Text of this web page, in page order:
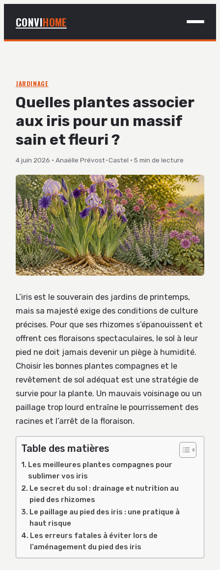
CONVIHOME
BRICOLAGE
DÉCO
JARDINAGE
JARDINAGE
Quelles plantes associer
aux iris pour un massif
sain et fleuri ?
4 juin 2026 · Anaëlle Prévost-Castel · 5 min de lecture
L’iris est le souverain des jardins de printemps,
mais sa majesté exige des conditions de culture
précises. Pour que ses rhizomes s’épanouissent et
offrent ces floraisons spectaculaires, le sol à leur
pied ne doit jamais devenir un piège à humidité.
Choisir les bonnes plantes compagnes et le
revêtement de sol adéquat est une stratégie de
survie pour la plante. Un mauvais voisinage ou un
paillage trop lourd entraîne le pourrissement des
racines et l’arrêt de la floraison.
Table des matières
Les meilleures plantes compagnes pour
sublimer vos iris
Le secret du sol : drainage et nutrition au
pied des rhizomes
Le paillage au pied des iris : une pratique à
haut risque
Les erreurs fatales à éviter lors de
l’aménagement du pied des iris